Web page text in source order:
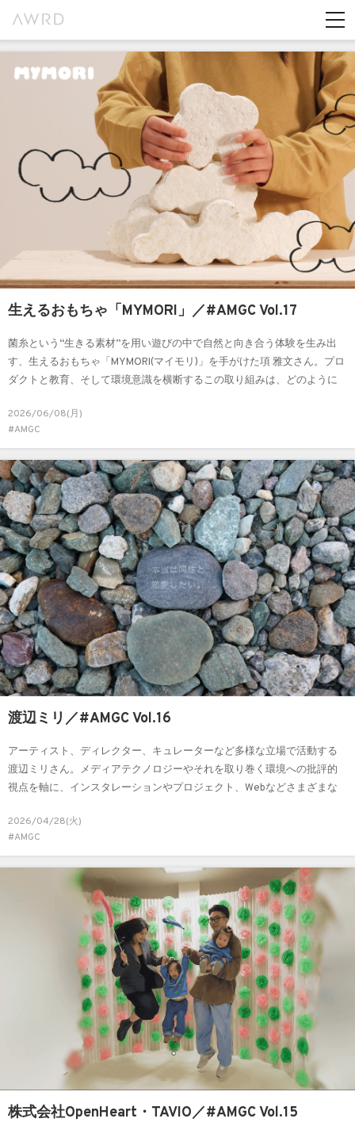
生えるおもちゃ「MYMORI」／#AMGC Vol.17
菌糸という“生きる素材”を用い遊びの中で自然と向き合う体験を生み出
す、生えるおもちゃ「MYMORI(マイモリ)」を手がけた項 雅文さん。プロ
ダクトと教育、そして環境意識を横断するこの取り組みは、どのように
2026/06/08(月)
#AMGC
渡辺ミリ／#AMGC Vol.16
アーティスト、ディレクター、キュレーターなど多様な立場で活動する
渡辺ミリさん。メディアテクノロジーやそれを取り巻く環境への批評的
視点を軸に、インスタレーションやプロジェクト、Webなどさまざまな
ます。 今回、現在の関心や制作の背景、異分野との協働について紐解き
ながら、メディアテクノロジーとともにある今の表現、そしてこれから
2026/04/28(火)
#AMGC
株式会社OpenHeart・TAVIO／#AMGC Vol.15